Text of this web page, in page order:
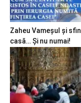
Zaheu Vameșul și
casă… Și nu numai!